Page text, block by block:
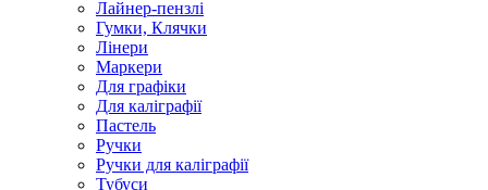
Лайнер-пензлі
Гумки, Клячки
Лінери
Маркери
Для графіки
Для каліграфії
Пастель
Ручки
Ручки для каліграфії
Тубуси